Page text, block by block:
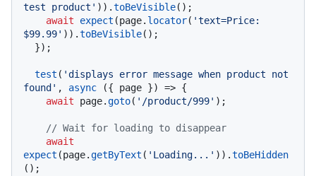
test product' )).toBeVisible();
await
expect (page. locator( 'text=Price:
$99.99' )).toBeVisible();
test ( 'displays error message when product not
found' , async ({ page }) => {
await page.goto( '/product/999' );
// Wait for loading to disappear
await
expect (page.getByText ( 'Loading...' )).toBeHidden
();